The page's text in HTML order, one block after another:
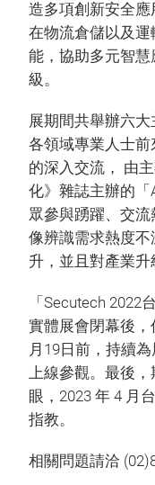
造多項創新安全
在物流倉儲以及
能，協助多元智
級。
展期間共舉辦六大
各領域專業人士
的深入交流， 由
化》雜誌主辦的
眾參與踴躍、交
像辨識需求熱度
升，並且對產業升
「Secutech 2022
實體展會閉幕後
月19日前，持續
上線參觀。最後
眼，2023 年 4 月
指教。
相關問題請洽